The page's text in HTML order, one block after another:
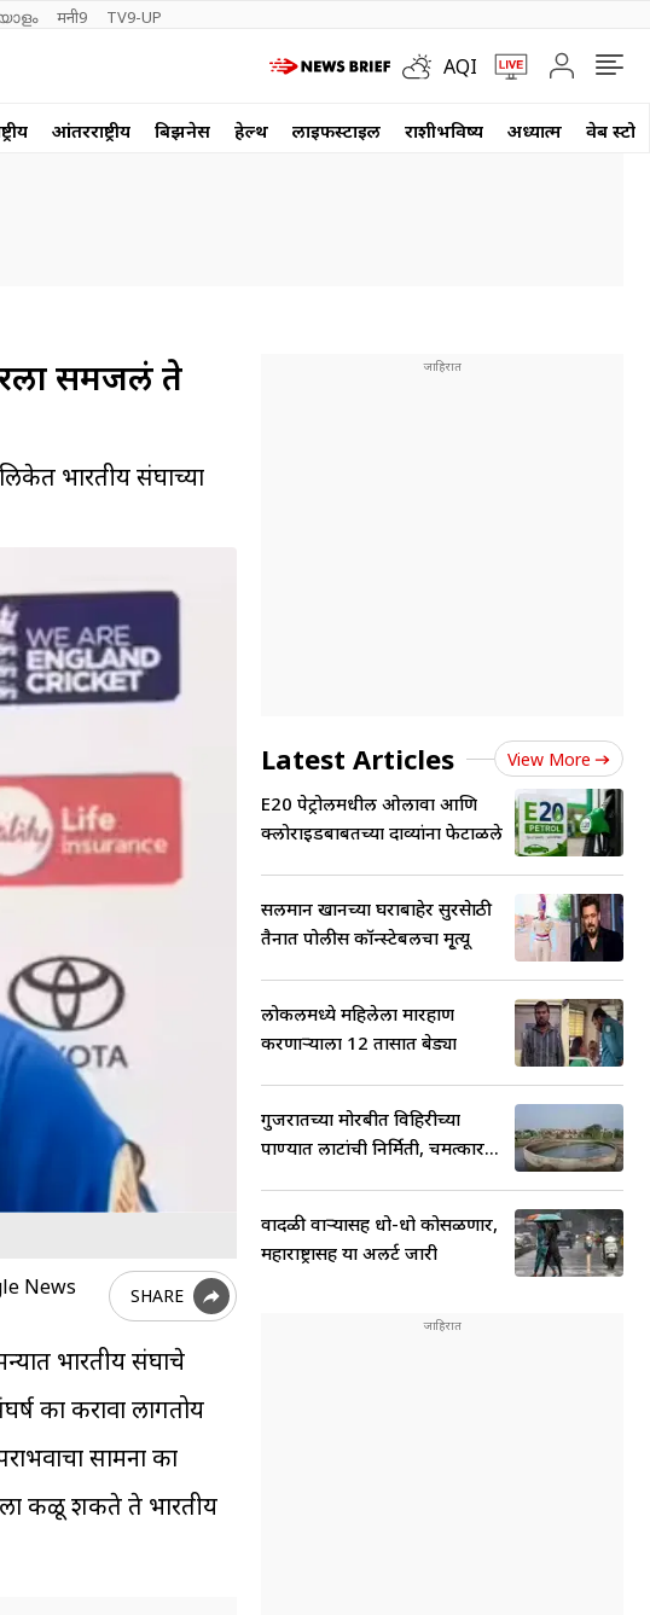
मनी9 TV9-UP
AQI
आंतरराष्ट्रीय बिझनेस हेल्थ लाईफस्टाईल राशीभविष्य अध्यात्म वेब
समजलं ते
भारतीय संघाच्या
SHARE
भारतीय संघाचे
का करावा लागतोय
सामना का
कळू शकते ते भारतीय
Latest Articles View More
E20 पेट्रोलमधील ओलावा आणि
क्लोराइडबाबतच्या दाव्यांना फेटाळले
सलमान खानच्या घराबाहेर सुरक्षेसाठी
तैनात पोलीस कॉन्स्टेबलचा मृ्त्यू
लोकलमध्ये महिलेला मारहाण
करणाऱ्याला 12 तासात बेड्या
गुजरातच्या मोरबीत विहिरीच्या
पाण्यात लाटांची निर्मिती, चमत्कार...
वादळी वाऱ्यासह धो-धो कोसळणार,
महाराष्ट्रासह या अलर्ट जारी